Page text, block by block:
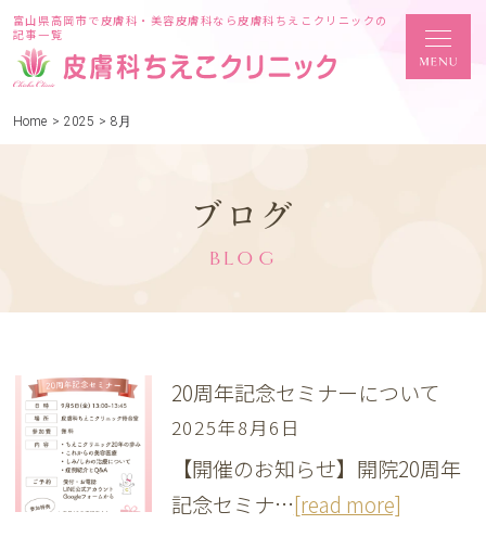
富山県高岡市で皮膚科・美容皮膚科なら皮膚科ちえこクリニックの
記事一覧
Home > 2025 > 8月
ブログ
BLOG
20周年記念セミナーについて
2025年8月6日
【開催のお知らせ】開院20周年
記念セミナ…[read more]